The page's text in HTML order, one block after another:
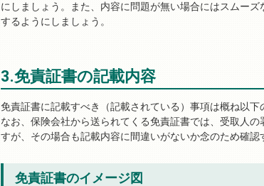
にしましょう。また、内容に問題が無い場合にはスムー
するようにしましょう。
3.免責証書の記載内容
免責証書に記載すべき（記載されている）事項は概ね以下
なお、保険会社から送られてくる免責証書では、受取人
すが、その場合も記載内容に間違いがないか念のため確認
免責証書のイメージ図